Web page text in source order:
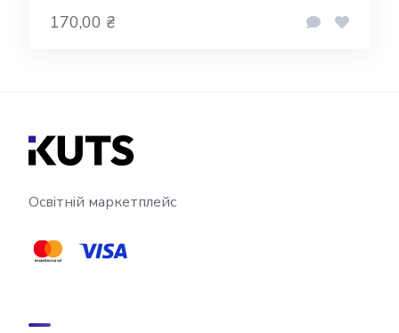
170,00 ₴
Освітній маркетплейс